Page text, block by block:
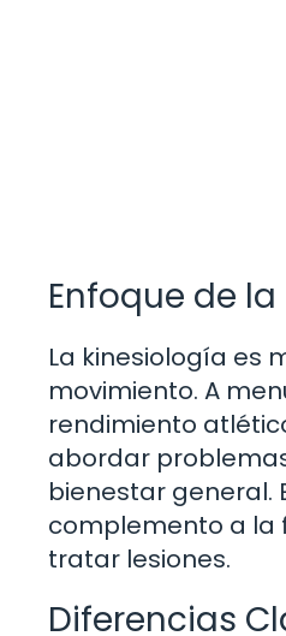
Enfoque de
La kinesiología es
movimiento. A
rendimiento
abordar
bienestar general.
complemento a la
tratar lesiones.
Diferencias